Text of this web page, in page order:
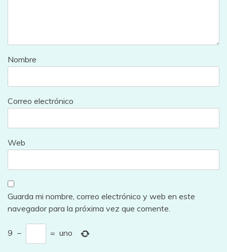
Nombre
Correo electrónico
Web
Guarda mi nombre, correo electrónico y web en este
navegador para la próxima vez que comente.
9 − = uno